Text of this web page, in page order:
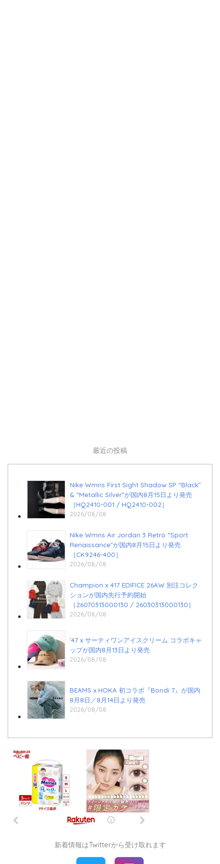
最近の投稿
Nike Wmns First Sight Shadow SP “Black”
& “Metallic Silver”が国内8月15日より発売
［HQ2410-001 / HQ2410-002］
2026/08/08
Nike Wmns Air Jordan 3 Retro “Sport
Renaissance”が国内8月15日より発売
［CK9246-400］
2026/08/08
Champion x 417 EDIFICE 26AW 別注コレク
ションが国内先行予約開始
［26070313000130 / 26030313000130］
2026/08/08
’47 x サーティワンアイスクリーム コラボキャ
ップが国内8月13日より発売
2026/08/08
BEAMS x HOKA 初コラボ『Bondi 7』が国内
8月8日／8月14日より発売
2026/08/08
新着情報はTwitterから受け取れます